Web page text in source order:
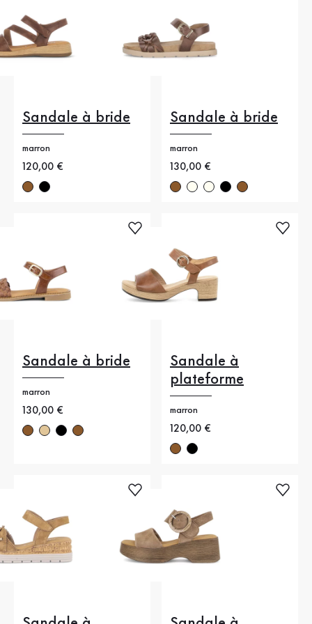
Sandale à bride
marron
Nouveau prix
120,00 €
Sandale à bride
marron
Nouveau prix
130,00 €
Sandale à bride
marron
Nouveau prix
130,00 €
Sandale à
plateforme
marron
Nouveau prix
120,00 €